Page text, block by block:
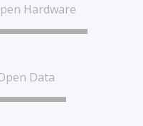
Hardware
Data